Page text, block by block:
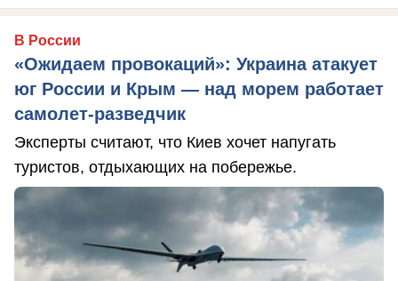
В России
«Ожидаем провокаций»: Украина атакует
юг России и Крым — над морем работает
самолет-разведчик
Эксперты считают, что Киев хочет напугать
туристов, отдыхающих на побережье.